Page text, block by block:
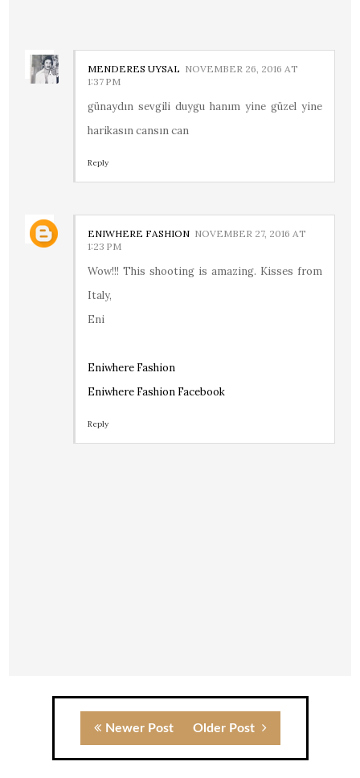
MENDERES UYSAL NOVEMBER 26, 2016 AT
1:37 PM
günaydın sevgili duygu hanım yine güzel yine
harikasın cansın can
Reply
ENIWHERE FASHION NOVEMBER 27, 2016 AT
1:23 PM
Wow!!! This shooting is amazing. Kisses from
Italy,
Eni
Eniwhere Fashion
Eniwhere Fashion Facebook
Reply
Newer Post Older Post